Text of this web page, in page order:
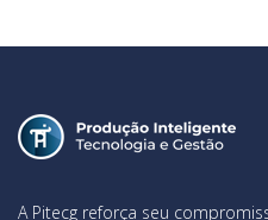
A Pitecg reforça seu